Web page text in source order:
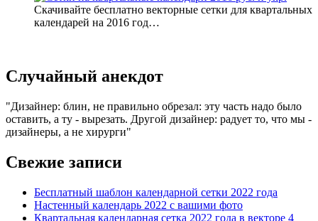
Скачивайте бесплатно векторные сетки для квартальных
календарей на 2016 год…
Случайный анекдот
Дизайнер: блин, не правильно обрезал: эту часть надо было
оставить, а ту - вырезать. Другой дизайнер: радует то, что мы -
дизайнеры, а не хирурги
Свежие записи
Бесплатный шаблон календарной сетки 2022 года
Настенный календарь 2022 с вашими фото
Квартальная календарная сетка 2022 года в векторе 4